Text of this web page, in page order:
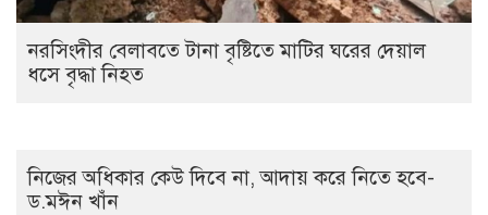
নরসিংদীর বেলাবতে টানা বৃষ্টিতে মাটির ঘরের দেয়াল
ধসে বৃদ্ধা নিহত
নিজের অধিকার কেউ দিবে না, আদায় করে নিতে হবে-
ড.মঈন খাঁন